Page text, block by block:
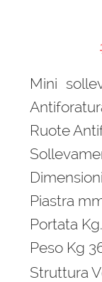
Mini
Ruote
Piastra
Portata
Peso Kg
Struttura